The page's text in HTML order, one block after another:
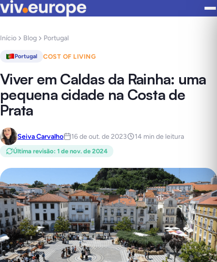
Início Blog Portugal
Portugal COST OF LIVING
Viver em Caldas da Rainha: uma
pequena cidade na Costa de
Prata
Seiva Carvalho 16 de out. de 2023 14 min de leitura
Última revisão: 1 de nov. de 2024